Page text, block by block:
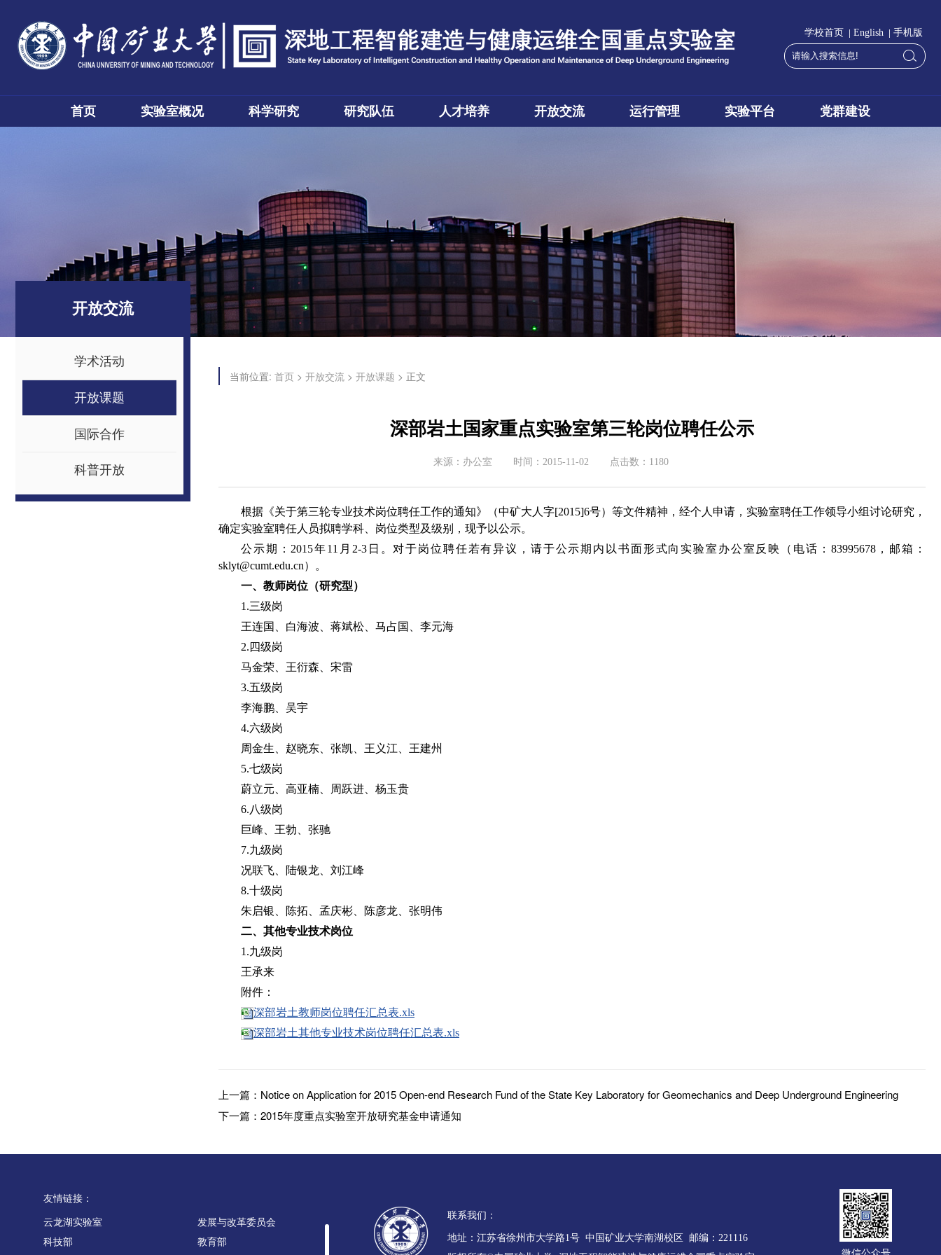
学校首页 | English | 手机版
首页 实验室概况 科学研究 研究队伍 人才培养 开放交流 运行管理 实验平台 党群建设
开放交流
学术活动
开放课题
国际合作
科普开放
当前位置: 首页 > 开放交流 > 开放课题 > 正文
深部岩土国家重点实验室第三轮岗位聘任公示
来源： 办公室 时间： 2015-11-02 点击数： 1180
根据《关于第三轮专业技术岗位聘任工作的通知》（中矿大人字[2015]6号）等文件精神，经个人申请，实验室聘任工作领导小组讨论研究，
确定实验室聘任人员拟聘学科、岗位类型及级别，现予以公示。
公示期：2015年11月2-3日。对于岗位聘任若有异议，请于公示期内以书面形式向实验室办公室反映（电话：83995678，邮箱：
sklyt@cumt.edu.cn）。
一、教师岗位（研究型）
1.三级岗
王连国、白海波、蒋斌松、马占国、李元海
2.四级岗
马金荣、王衍森、宋雷
3.五级岗
李海鹏、吴宇
4.六级岗
周金生、赵晓东、张凯、王义江、王建州
5.七级岗
蔚立元、高亚楠、周跃进、杨玉贵
6.八级岗
巨峰、王勃、张驰
7.九级岗
况联飞、陆银龙、刘江峰
8.十级岗
朱启银、陈拓、孟庆彬、陈彦龙、张明伟
二、其他专业技术岗位
1.九级岗
王承来
附件：
深部岩土教师岗位聘任汇总表.xls
深部岩土其他专业技术岗位聘任汇总表.xls
上一篇： Notice on Application for 2015 Open-end Research Fund of the State Key Laboratory for Geomechanics and Deep Underground Engineering
下一篇： 2015年度重点实验室开放研究基金申请通知
友情链接：
云龙湖实验室
发展与改革委员会
科技部
教育部
联系我们：
地址：江苏省徐州市大学路1号 中国矿业大学南湖校区 邮编：221116